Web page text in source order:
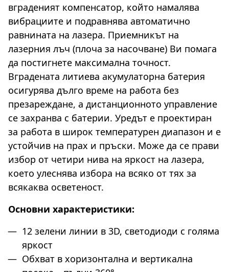
вграденият компенсатор, който намалява
вибрациите и подравнява автоматично
равнината на лазера. Приемникът на
лазерния лъч (плоча за насочване) Ви помага
да постигнете максимална точност.
Вградената литиева акумулаторна батерия
осигурява дълго време на работа без
презареждане, а дистанционното управление
се захранва с батерии. Уредът е проектиран
за работа в широк температурен диапазон и е
устойчив на прах и пръски. Може да се прави
избор от четири нива на яркост на лазера,
което улеснява избора на всяко от тях за
всякаква осветеност.
Основни характеристики:
12 зелени линии в 3D, светодиоди с голяма
яркост
Обхват в хоризонтална и вертикална